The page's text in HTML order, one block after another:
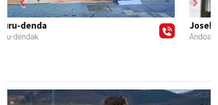
Joseba altzariak
Andoain - Altzariak
Previous Next